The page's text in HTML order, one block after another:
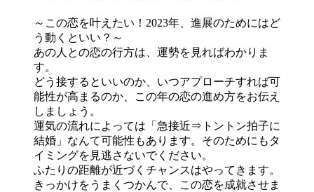
～この恋を叶えたい！2023年、進展のためにはど
う動くといい？～
あの人との恋の行方は、運勢を見ればわかりま
す。
どう接するといいのか、いつアプローチすれば可
能性が高まるのか、この年の恋の進め方をお伝え
しましょう。
運気の流れによっては「急接近⇒トントン拍子に
結婚」なんて可能性もあります。そのためにもタ
イミングを見逃さないでください。
ふたりの距離が近づくチャンスはやってきます。
きっかけをうまくつかんで、この恋を成就させま